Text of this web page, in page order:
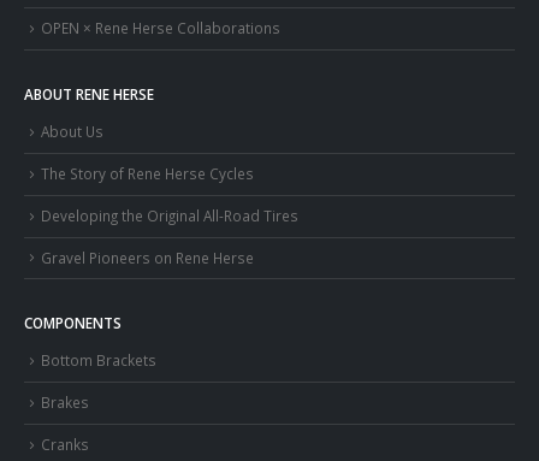
OPEN × Rene Herse Collaborations
ABOUT RENE HERSE
About Us
The Story of Rene Herse Cycles
Developing the Original All-Road Tires
Gravel Pioneers on Rene Herse
COMPONENTS
Bottom Brackets
Brakes
Cranks